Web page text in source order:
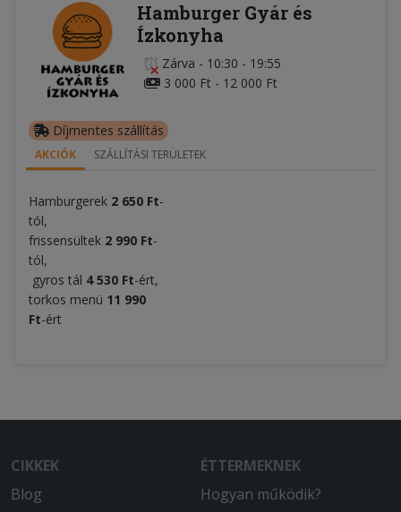
Hamburger Gyár és
Ízkonyha
Zárva - 10:30 - 19:55
3 000 Ft - 12 000 Ft
Díjmentes szállítás
AKCIÓK SZÁLLÍTÁSI TERÜLETEK
Hamburgerek 2 650 Ft-
tól,
frissensültek 2 990 Ft-
tól,
gyros tál 4 530 Ft-ért,
torkos menü 11 990
Ft-ért
CIKKEK
Blog
ÉTTERMEKNEK
Hogyan működik?